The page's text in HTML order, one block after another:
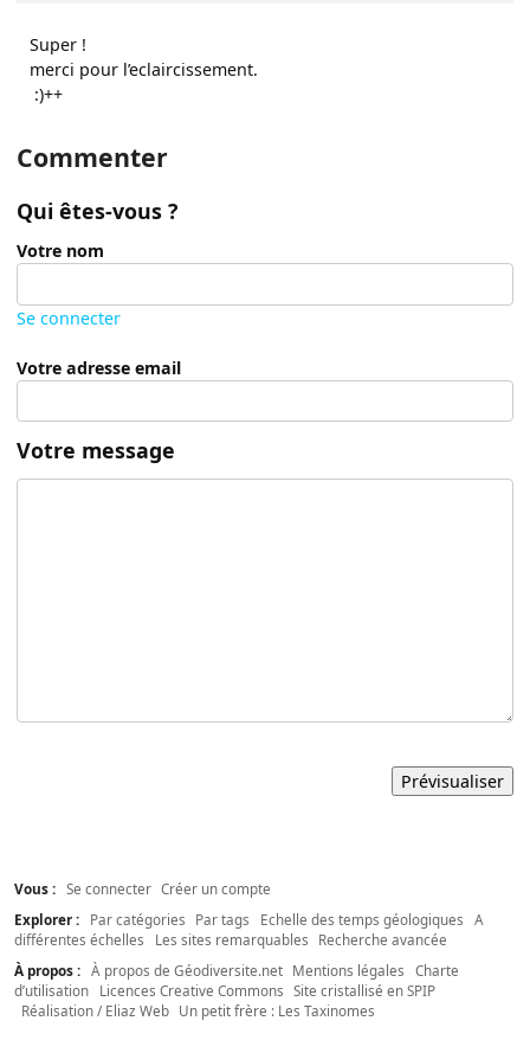
Super !
merci pour l’eclaircissement.
:)++
Commenter
Qui êtes-vous ?
Votre nom
Se connecter
Votre adresse email
Votre message
Vous : Se connecter Créer un compte
Explorer :
Par catégories Par tags Echelle des temps géologiques
A
différentes échelles
Les sites remarquables
Recherche avancée
À propos : À propos de Géodiversite.net Mentions légales
Charte
d’utilisation
Licences Creative Commons Site cristallisé en SPIP
Réalisation / Eliaz Web Un petit frère : Les Taxinomes